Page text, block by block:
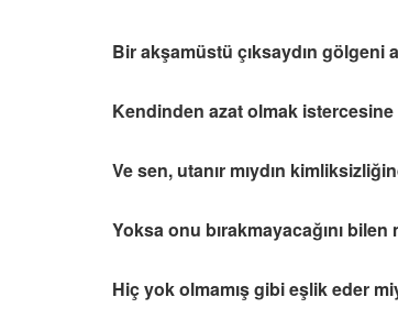
Bir akşamüstü çıksaydın gölgeni
Kendinden azat olmak istercesine
Ve sen, utanır mıydın
Yoksa onu bırakmayacağını
Hiç yok olmamış gibi eşlik eder